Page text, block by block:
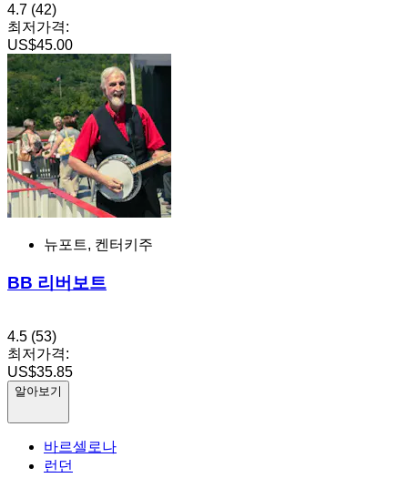
4.7 (42)
최저가격:
US$45.00
뉴포트, 켄터키주
BB 리버보트
4.5 (53)
최저가격:
US$35.85
알아보기
바르셀로나
런던